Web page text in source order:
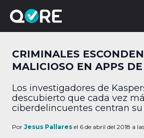
CRIMINALES
MALICIOSO EN APPS
Los investigadores de
descubierto que cada vez
ciberdelincuentes centran
criptomonedas a expensas
Por Jesus Pallares el 6 de abril del 2018 a